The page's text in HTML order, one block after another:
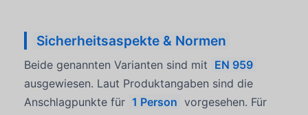
Sicherheitsaspekte & Normen
Beide genannten Varianten sind mit EN 959
ausgewiesen. Laut Produktangaben sind die
Anschlagpunkte für 1 Person vorgesehen. Für